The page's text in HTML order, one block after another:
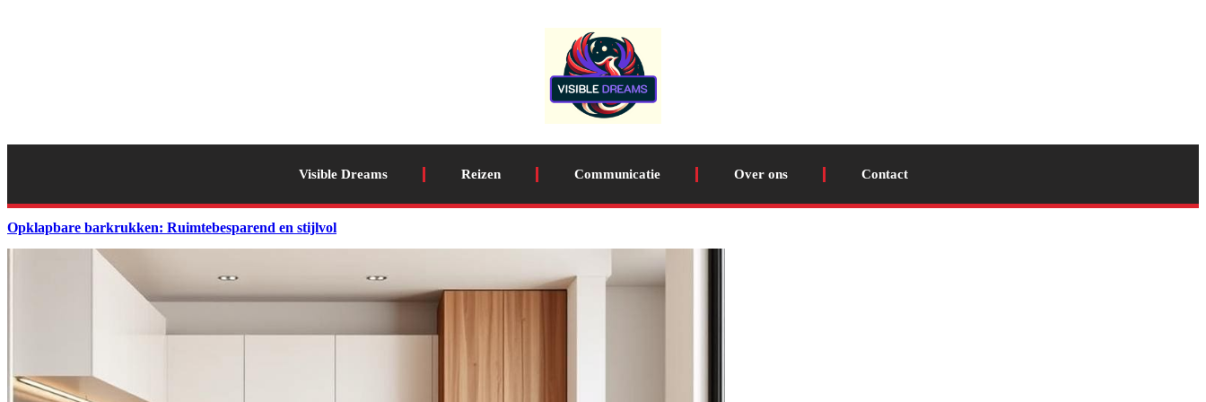
Visible Dreams Reizen Communicatie Over ons Contact
Opklapbare barkrukken: Ruimtebesparend en stijlvol